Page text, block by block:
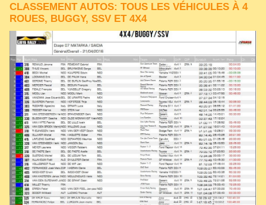
CLASSEMENT AUTOS: TOUS LES VÉHICULES À 4
ROUES, BUGGY, SSV ET 4X4